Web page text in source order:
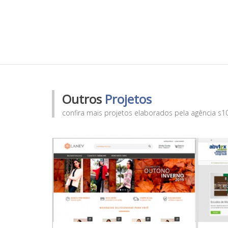
Outros Projetos
confira mais projetos elaborados pela agência